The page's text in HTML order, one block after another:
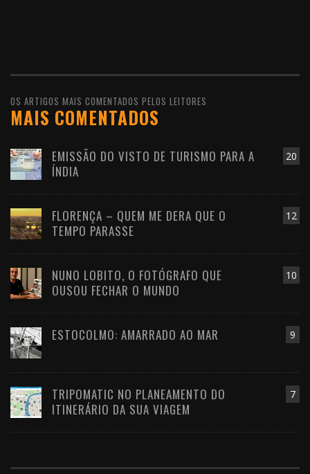
OS ARTIGOS MAIS COMENTADOS PELOS LEITORES
MAIS COMENTADOS
20
EMISSÃO DO VISTO DE TURISMO PARA A
ÍNDIA
12
FLORENÇA – QUEM ME DERA QUE O
TEMPO PARASSE
10
NUNO LOBITO, O FOTÓGRAFO QUE
OUSOU FECHAR O MUNDO
9
ESTOCOLMO: AMARRADO AO MAR
7
TRIPOMATIC NO PLANEAMENTO DO
ITINERÁRIO DA SUA VIAGEM